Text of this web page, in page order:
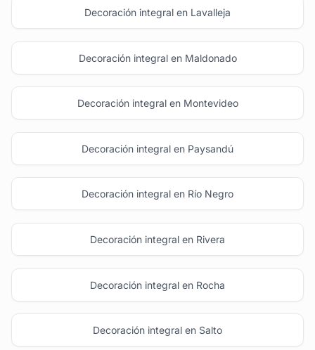
Decoración integral en Lavalleja
Decoración integral en Maldonado
Decoración integral en Montevideo
Decoración integral en Paysandú
Decoración integral en Río Negro
Decoración integral en Rivera
Decoración integral en Rocha
Decoración integral en Salto